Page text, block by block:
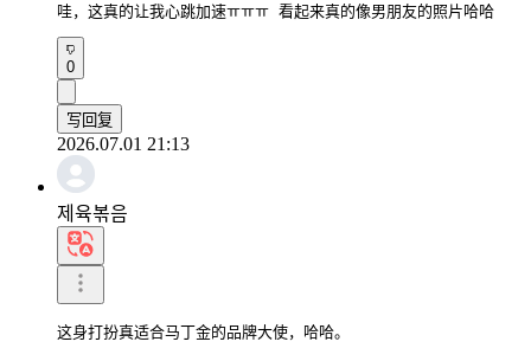
哇，这真的让我心跳加速ㅠㅠㅠ 看起来真的像男朋友的照片哈哈
0
写回复
2026.07.01 21:13
제육볶음
这身打扮真适合马丁金的品牌大使，哈哈。